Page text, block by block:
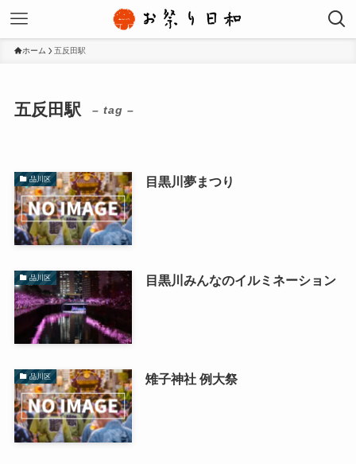
ホーム 五反田駅
五反田駅 – tag –
品川区 目黒川夢まつり
品川区 目黒川みんなのイルミネーション
品川区 雉子神社 例大祭